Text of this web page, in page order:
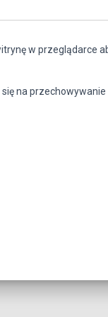
w przeglądarce
na